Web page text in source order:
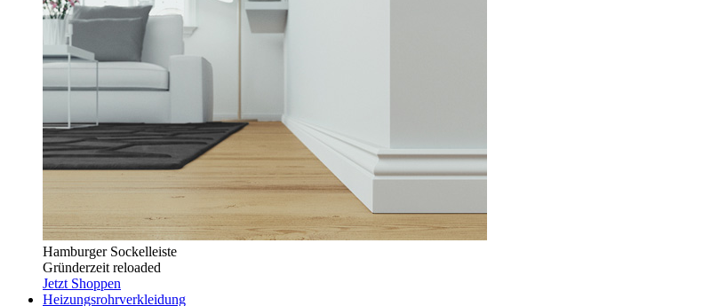
Hamburger Sockelleiste
Gründerzeit reloaded
Jetzt Shoppen
Heizungsrohrverkleidung